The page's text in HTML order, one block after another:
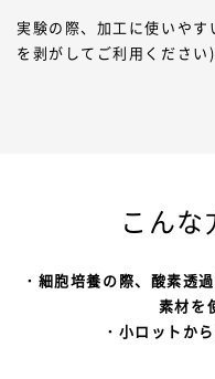
実験の際、加工に使いや
を剥がしてご利用ください)
こん
・細胞培養の際、酸素透
素材を
・小ロットか